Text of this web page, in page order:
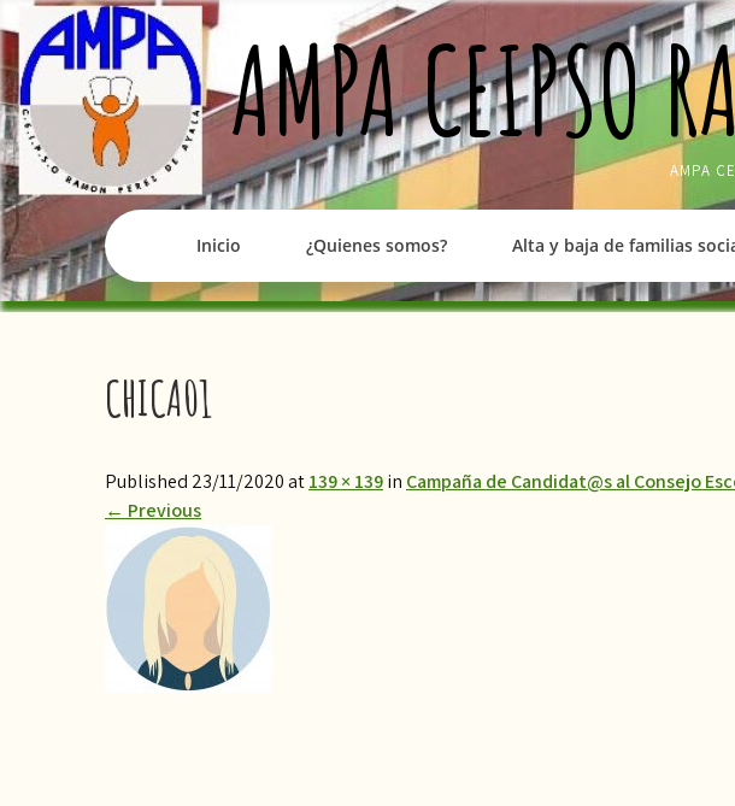
to
content
AMPA CEIPSO
AMPA
Inicio ¿Quienes somos? Alta y baja de familias
CHICA01
Published 23/11/2020 at139 × 139in Campaña de Candidat@s al Consejo
← Previous